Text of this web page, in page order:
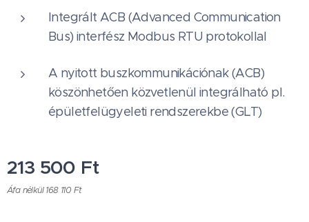
Integrált ACB (Advanced Communication
Bus) interfész Modbus RTU protokollal
A nyitott buszkommunikációnak (ACB)
köszönhetően közvetlenül integrálható pl.
épületfelügyeleti rendszerekbe (GLT)
213 500 Ft
Áfa nélkül 168 110 Ft